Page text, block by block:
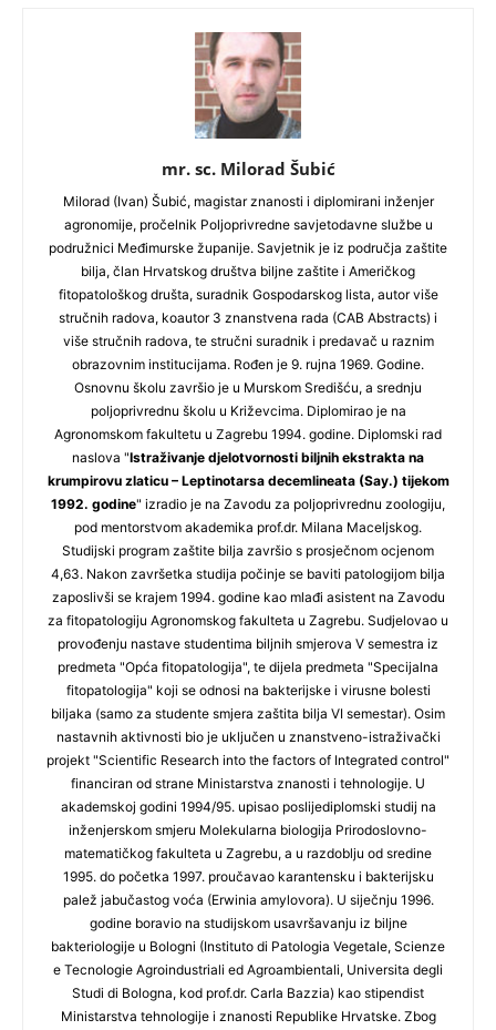
mr. sc. Milorad Šubić
Milorad (Ivan) Šubić, magistar znanosti i diplomirani inženjer
agronomije, pročelnik Poljoprivredne savjetodavne službe u
podružnici Međimurske županije. Savjetnik je iz područja zaštite
bilja, član Hrvatskog društva biljne zaštite i Američkog
fitopatološkog društa, suradnik Gospodarskog lista, autor više
stručnih radova, koautor 3 znanstvena rada (CAB Abstracts) i
više stručnih radova, te stručni suradnik i predavač u raznim
obrazovnim institucijama. Rođen je 9. rujna 1969. Godine.
Osnovnu školu završio je u Murskom Središću, a srednju
poljoprivrednu školu u Križevcima. Diplomirao je na
Agronomskom fakultetu u Zagrebu 1994. godine. Diplomski rad
naslova "Istraživanje djelotvornosti biljnih ekstrakta na
krumpirovu zlaticu – Leptinotarsa decemlineata (Say.) tijekom
1992. godine" izradio je na Zavodu za poljoprivrednu zoologiju,
pod mentorstvom akademika prof.dr. Milana Maceljskog.
Studijski program zaštite bilja završio s prosječnom ocjenom
4,63. Nakon završetka studija počinje se baviti patologijom bilja
zaposlivši se krajem 1994. godine kao mlađi asistent na Zavodu
za fitopatologiju Agronomskog fakulteta u Zagrebu. Sudjelovao u
provođenju nastave studentima biljnih smjerova V semestra iz
predmeta "Opća fitopatologija", te dijela predmeta "Specijalna
fitopatologija" koji se odnosi na bakterijske i virusne bolesti
biljaka (samo za studente smjera zaštita bilja VI semestar). Osim
nastavnih aktivnosti bio je uključen u znanstveno-istraživački
projekt "Scientific Research into the factors of Integrated control"
financiran od strane Ministarstva znanosti i tehnologije. U
akademskoj godini 1994/95. upisao poslijediplomski studij na
inženjerskom smjeru Molekularna biologija Prirodoslovno-
matematičkog fakulteta u Zagrebu, a u razdoblju od sredine
1995. do početka 1997. proučavao karantensku i bakterijsku
palež jabučastog voća (Erwinia amylovora). U siječnju 1996.
godine boravio na studijskom usavršavanju iz biljne
bakteriologije u Bologni (Instituto di Patologia Vegetale, Scienze
e Tecnologie Agroindustriali ed Agroambientali, Universita degli
Studi di Bologna, kod prof.dr. Carla Bazzia) kao stipendist
Ministarstva tehnologije i znanosti Republike Hrvatske. Zbog